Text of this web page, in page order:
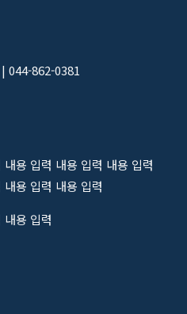
044-862-0381
내용 입력 내용 입력 내용 입력
내용 입력 내용 입력
내용 입력